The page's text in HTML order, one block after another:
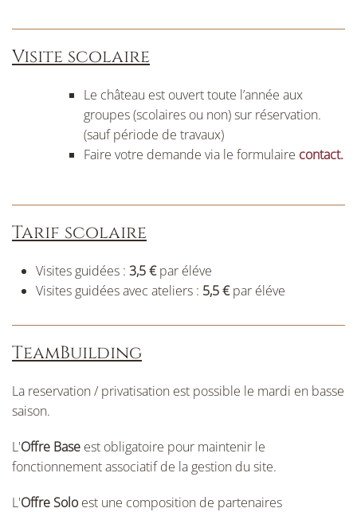
Visite scolaire
Le château est ouvert toute l’année aux
groupes (scolaires ou non) sur réservation.
(sauf période de travaux)
Faire votre demande via le formulaire contact.
Tarif scolaire
Visites guidées : 3,5 €par éléve
Visites guidées avec ateliers : 5,5 €par éléve
TeamBuilding
La reservation / privatisation est possible le mardi en basse
saison.
L'Offre Base est obligatoire pour maintenir le
fonctionnement associatif de la gestion du site.
L'Offre Solo est une composition de partenaires